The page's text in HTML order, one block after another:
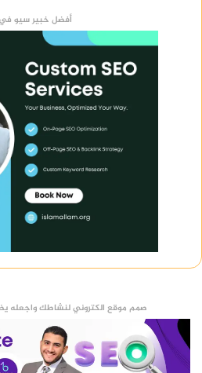
أفضل خبير سيو
صمم موقع الكتروني لنشاطك واجعله